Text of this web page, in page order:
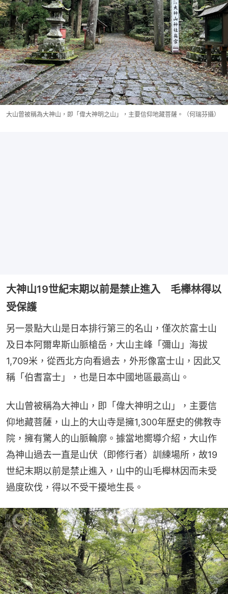
大山曾被稱為大神山，即「偉大神明之山」，主要信仰地藏菩薩。（何瑞芬攝）
大神山19世紀末期以前是禁止進入 毛櫸林得以
受保護
另一景點大山是日本排行第三的名山，僅次於富士山
及日本阿爾卑斯山脈槍岳，大山主峰「彌山」海拔
1,709米，從西北方向看過去，外形像富士山，因此又
稱「伯耆富士」，也是日本中國地區最高山。
大山曾被稱為大神山，即「偉大神明之山」，主要信
仰地藏菩薩，山上的大山寺是擁1,300年歷史的佛教寺
院，擁有驚人的山脈輪廓。據當地嚮導介紹，大山作
為神山過去一直是山伏（即修行者）訓練場所，故19
世紀末期以前是禁止進入，山中的山毛櫸林因而未受
過度砍伐，得以不受干擾地生長。